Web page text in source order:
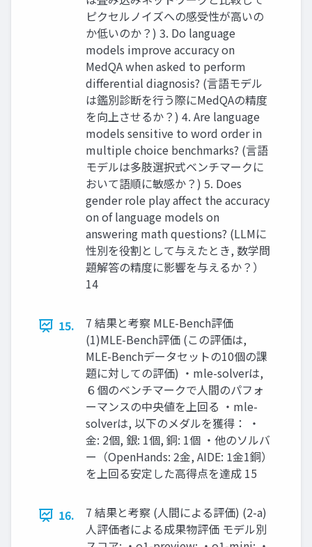
ピクセルノイズへの感受性が高いの
か低いのか？) 3. Do language
models improve accuracy on
MedQA when asked to perform
differential diagnosis? (言語モデル
は鑑別診断を行う際にMedQAの精度
を向上させるか？) 4. Are language
models sensitive to word order in
multiple choice benchmarks? (言語
モデルは多肢選択式ベンチマークに
おいて語順に敏感か？) 5. Does
gender role play affect the accuracy
on of language models on
answering math questions? (LLMに
性別を役割として与えたとき, 数学問
題解答の精度に影響を与えるか？）
14
15.
7 結果と考察 MLE-Bench評価
(1)MLE-Bench評価 (この評価は,
MLE-Benchデータセットの10個の課
題に対しての評価) ・mle-solverは,
６個のベンチマークで人間のパフォ
ーマンスの中央値を上回る ・mle-
solverは, 以下のメダルを獲得： ・
金: 2個, 銀: 1個, 銅: 1個 ・他のソルバ
ー（OpenHands: 2金, AIDE: 1金1銅）
を上回る安定した高得点を達成 15
16.
7 結果と考察 (人間による評価) (2-a)
人評価者による成果物評価 モデル別